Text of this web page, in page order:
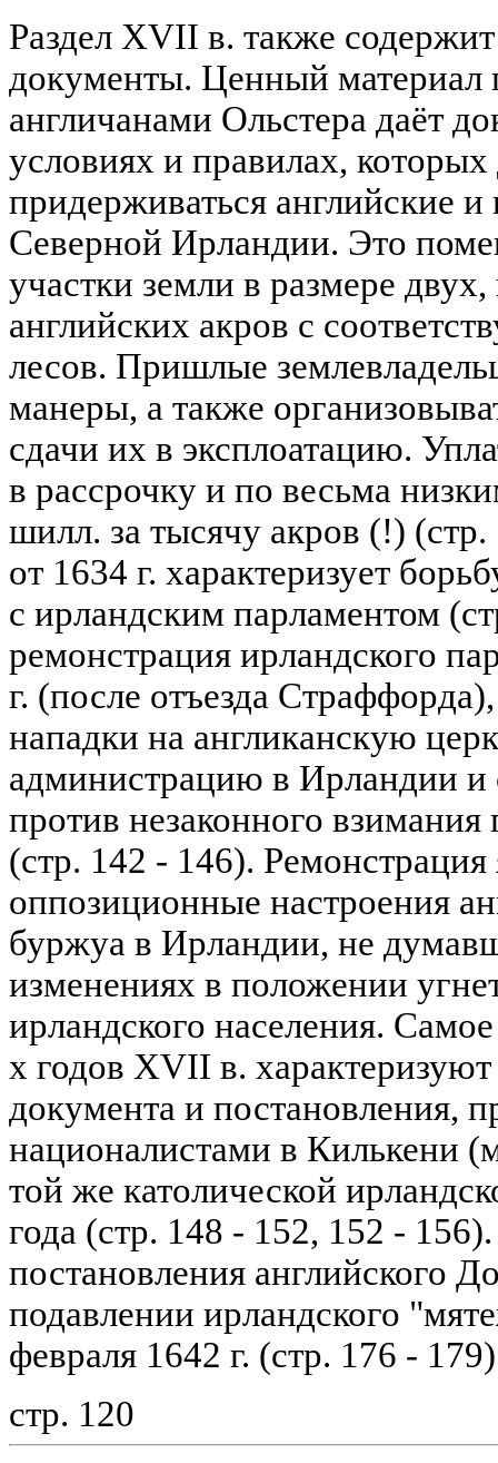
Раздел XVII в. также
документы. Ценный материал
англичанами Ольстера даёт
условиях и правилах,
придерживаться английские
Северной Ирландии. Это
участки земли в размере
английских акров с
лесов. Пришлые
манеры, а также
сдачи их в эксплоатацию.
в рассрочку и по весьма
шилл. за тысячу акров (!)
от 1634 г. характеризует
с ирландским парламентом
ремонстрация ирландского
г. (после отъезда
нападки на англиканскую
администрацию в Ирландии и
против незаконного
(стр. 142 - 146). Ремонстрация
оппозиционные настроения
буржуа в Ирландии, не
изменениях в положении
ирландского населения.
х годов XVII в.
документа и постановления,
националистами в Килькени
той же католической
года (стр. 148 - 152, 152 -
постановления английского
подавлении ирландского
февраля 1642 г. (стр. 176 -
стр. 120